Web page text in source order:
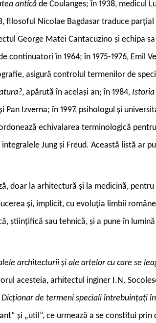
antică de Coulanges; în 1938, medicul
filosoful Nicolae Bagdasar traduce
George Matei Cantacuzino și echipa
continuatori în 1964; în 1975-1976, Emil
asigură controlul termenilor de
, apărută în același an; în 1984,
Izverna; în 1997, psihologul și
echivalarea terminologică pentru
Jung și Freud. Această listă ar
doar la arhitectură și la medicină,
și, implicit, cu evoluția limbii
științifică sau tehnică, și a pune în
architecturii și ale artelor cu care se
acesteia, arhitectul inginer I.N.
Dicționar de termeni speciali întrebuințați
și „util“, ce urmează a se constitui prin